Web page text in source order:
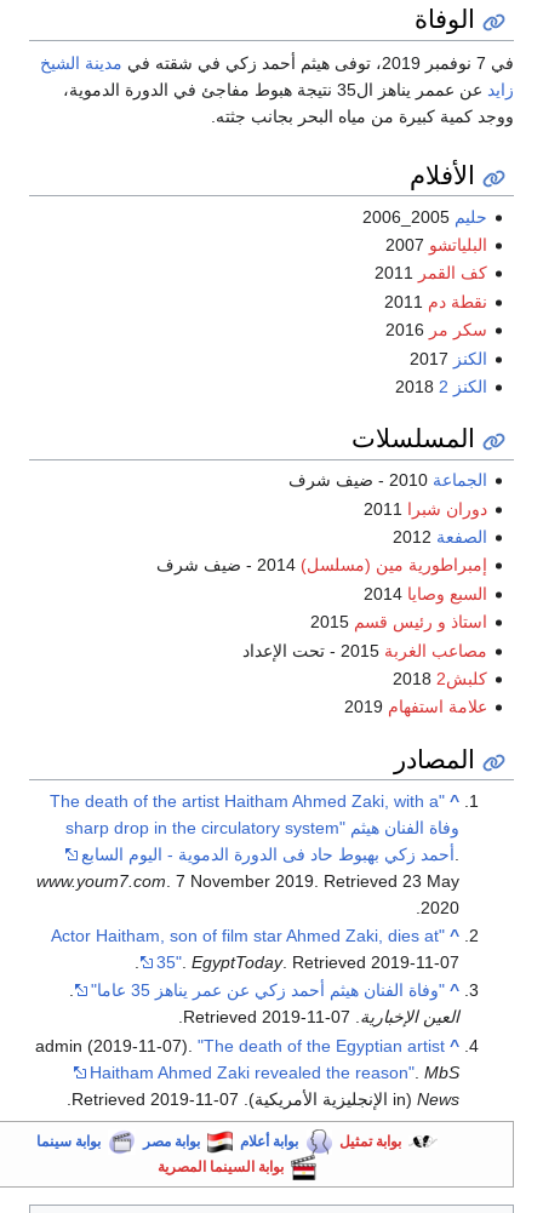
الوفاة
مدينة الشيخ
عن عممر يناهز ال35 نتيجة هبوط مفاجئ في الدورة الدموية،
كمية كبيرة من مياه البحر بجانب جثته.
الأفلام
حليم 2005_2006
البلياتشو2007
كف القمر2011
نقطة دم2011
سكر مر2016
الكنز2017
الكنز 2 2018
المسلسلات
الجماعة2010 - ضيف شرف
دوران شبرا2011
الصفعة2012
إمبراطورية مين (مسلسل)2014 - ضيف شرف
السبع وصايا2014
استاذ و رئيس قسم2015
مصاعب الغربة2015 - تحت الإعداد
كلبش2 2018
علامة استفهام2019
المصادر
"The death of the artist Haitham Ahmed Zaki, with a
sharp drop in the circulatory system" وفاة الفنان هيثم
أحمد زكي بهبوط حاد فى الدورة الدموية - اليوم السابع
www.youm7.com. 7 November 2019. Retrieved23 May
2020
.
"Actor Haitham, son of film star Ahmed Zaki, dies at
35".EgyptToday. Retrieved2019-11-07
.
"وفاة الفنان هيثم أحمد زكي عن عمر يناهز 35 عاما"
.
العين الإخبارية. Retrieved
2019-11-07
.
admin (2019-11-07)."The death of the Egyptian artist
Haitham Ahmed Zaki revealed the reason".MbS
News(in الإنجليزية الأمريكية) . Retrieved
2019-11-07
.
بوابة تمثيل بوابة أعلام بوابة مصر
بوابة سينما
بوابة السينما المصرية